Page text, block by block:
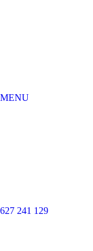
MENU
241 129